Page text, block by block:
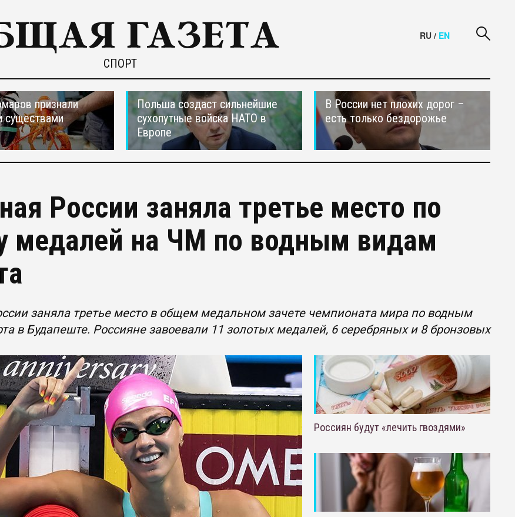
СПОРТ
RU / EN
признали
существами
Польша создаст сильнейшие
сухопутные войска НАТО в
Европе
В России нет плохих дорог –
есть только бездорожье
России заняла третье место по
медалей на ЧМ по водным видам
заняла третье место в общем медальном зачете чемпионата мира по водным
в Будапеште. Россияне завоевали 11 золотых медалей, 6 серебряных и 8 бронзовых
Россиян будут «лечить гвоздями»